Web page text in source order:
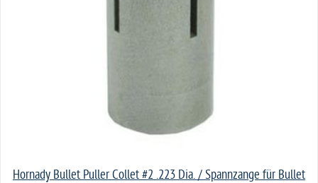
Hornady Bullet Puller Collet #2 .223 Dia. / Spannzange für Bullet